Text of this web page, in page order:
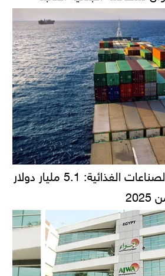
قفزة في صادرات الصناعات الغذائية: 5.1 مليار دولار